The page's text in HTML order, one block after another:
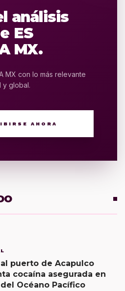
análisis
ES
MX.
MX con lo más relevante
y global.
AHORA
puerto de Acapulco
cocaína asegurada en
Océano Pacífico